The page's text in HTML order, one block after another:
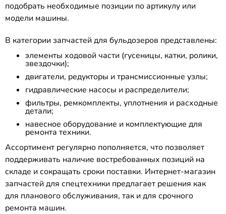
подобрать необходимые позиции по артикулу или
модели машины.
В категории запчастей для бульдозеров представлены:
элементы ходовой части (гусеницы, катки, ролики,
звездочки);
двигатели, редукторы и трансмиссионные узлы;
гидравлические насосы и распределители;
фильтры, ремкомплекты, уплотнения и расходные
детали;
навесное оборудование и комплектующие для
ремонта техники.
Ассортимент регулярно пополняется, что позволяет
поддерживать наличие востребованных позиций на
складе и сокращать сроки поставки. Интернет-магазин
запчастей для спецтехники предлагает решения как
для планового обслуживания, так и для срочного
ремонта машин.